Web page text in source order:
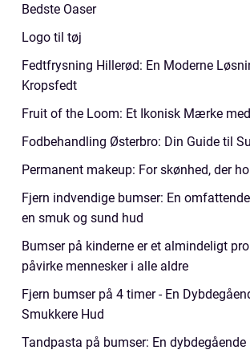
Bedste Oaser
Logo til tøj
Fedtfrysning Hillerød: En Moderne
Kropsfedt
Fruit of the Loom: Et Ikonisk Mærke
Fodbehandling Østerbro: Din Guide til
Permanent makeup: For skønhed, der
Fjern indvendige bumser: En
en smuk og sund hud
Bumser på kinderne er et almindeligt
påvirke mennesker i alle aldre
Fjern bumser på 4 timer - En
Smukkere Hud
Tandpasta på bumser: En dybdegående